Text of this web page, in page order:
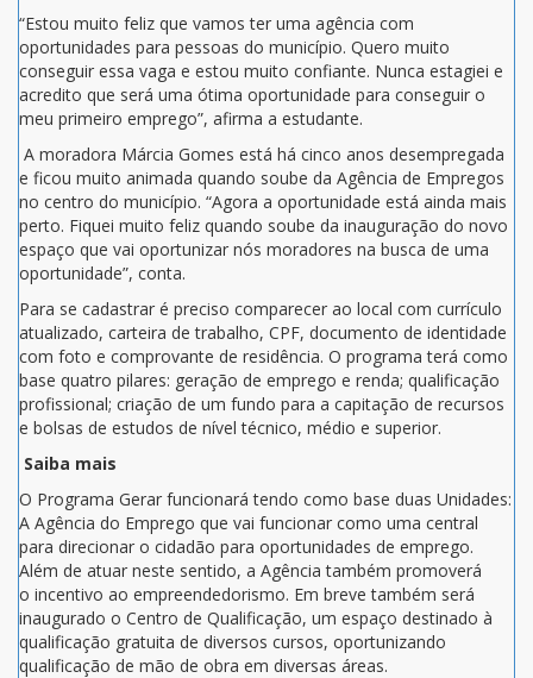
“Estou muito feliz que vamos ter uma agência com
oportunidades para pessoas do município. Quero muito
conseguir essa vaga e estou muito confiante. Nunca estagiei e
acredito que será uma ótima oportunidade para conseguir o
meu primeiro emprego”, afirma a estudante.
A moradora Márcia Gomes está há cinco anos desempregada
e ficou muito animada quando soube da Agência de Empregos
no centro do município. “Agora a oportunidade está ainda mais
perto. Fiquei muito feliz quando soube da inauguração do novo
espaço que vai oportunizar nós moradores na busca de uma
oportunidade”, conta.
Para se cadastrar é preciso comparecer ao local com currículo
atualizado, carteira de trabalho, CPF, documento de identidade
com foto e comprovante de residência. O programa terá como
base quatro pilares: geração de emprego e renda; qualificação
profissional; criação de um fundo para a capitação de recursos
e bolsas de estudos de nível técnico, médio e superior.
Saiba mais
O Programa Gerar funcionará tendo como base duas Unidades:
A Agência do Emprego que vai funcionar como uma central
para direcionar o cidadão para oportunidades de emprego.
Além de atuar neste sentido, a Agência também promoverá
o incentivo ao empreendedorismo. Em breve também será
inaugurado o Centro de Qualificação, um espaço destinado à
qualificação gratuita de diversos cursos, oportunizando
qualificação de mão de obra em diversas áreas.